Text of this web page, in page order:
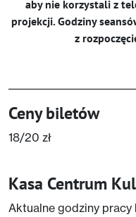
aby nie korzystali z
projekcji. Godziny
z
Ceny biletów
18/20 zł
Kasa Centrum
Aktualne godziny pracy